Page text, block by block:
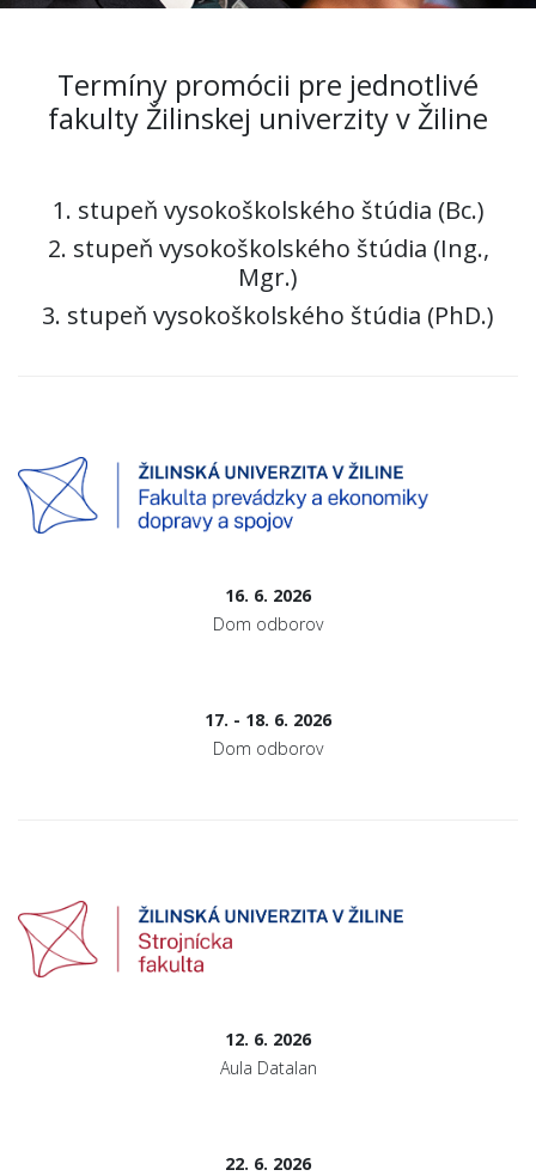
Termíny promócii pre jednotlivé
fakulty Žilinskej univerzity v Žiline
1. stupeň vysokoškolského štúdia (Bc.)
2. stupeň vysokoškolského štúdia (Ing.,
Mgr.)
3. stupeň vysokoškolského štúdia (PhD.)
16. 6. 2026
Dom odborov
17. - 18. 6. 2026
Dom odborov
12. 6. 2026
Aula Datalan
22. 6. 2026